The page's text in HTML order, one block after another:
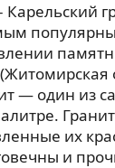
Карельский
— один из
их
и